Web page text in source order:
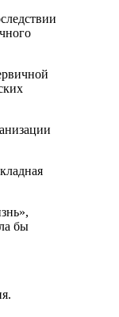
бы